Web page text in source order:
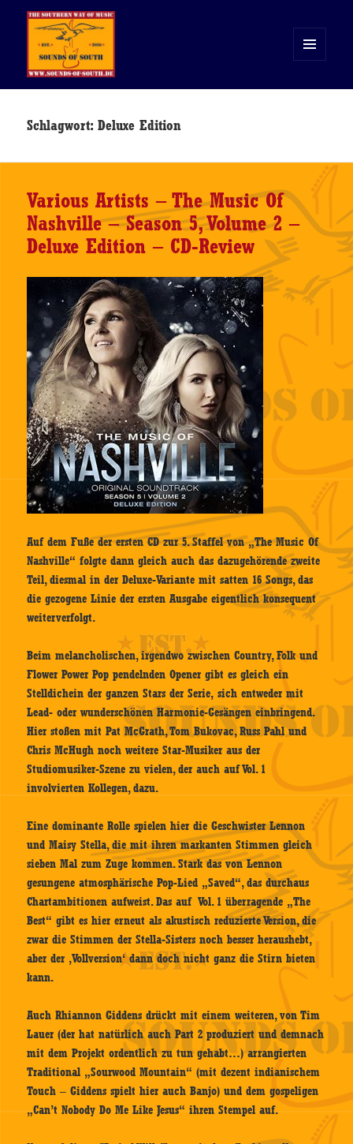
WIDGETS
Schlagwort:Deluxe Edition
Various Artists – The Music Of
Nashville – Season 5, Volume 2 –
Deluxe Edition – CD-Review
Auf dem Fuße der ersten CD zur 5. Staffel von „The Music Of
Nashville“ folgte dann gleich auch das dazugehörende zweite
Teil, diesmal in der Deluxe-Variante mit satten 16 Songs, das
die gezogene Linie der ersten Ausgabe eigentlich konsequent
weiterverfolgt.
Beim melancholischen, irgendwo zwischen Country, Folk und
Flower Power Pop pendelnden Opener gibt es gleich ein
Stelldichein der ganzen Stars der Serie, sich entweder mit
Lead- oder wunderschönen Harmonie-Gesängen einbringend.
Hier stoßen mit Pat McGrath, Tom Bukovac, Russ Pahl und
Chris McHugh noch weitere Star-Musiker aus der
Studiomusiker-Szene zu vielen, der auch auf Vol. 1
involvierten Kollegen, dazu.
Eine dominante Rolle spielen hier die Geschwister Lennon
und Maisy Stella, die mit ihren markanten Stimmen gleich
sieben Mal zum Zuge kommen. Stark das von Lennon
gesungene atmosphärische Pop-Lied „Saved“, das durchaus
Chartambitionen aufweist. Das auf Vol. 1 überragende „The
Best“ gibt es hier erneut als akustisch reduzierte Version, die
zwar die Stimmen der Stella-Sisters noch besser heraushebt,
aber der ‚Vollversion‘ dann doch nicht ganz die Stirn bieten
kann.
Auch Rhiannon Giddens drückt mit einem weiteren, von Tim
Lauer (der hat natürlich auch Part 2 produziert und demnach
mit dem Projekt ordentlich zu tun gehabt…) arrangierten
Traditional „Sourwood Mountain“ (mit dezent indianischem
Touch – Giddens spielt hier auch Banjo) und dem gospeligen
„Can’t Nobody Do Me Like Jesus“ ihren Stempel auf.